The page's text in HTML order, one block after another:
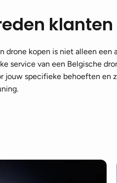
klanten
drone kopen is niet alleen een
service van een Belgische
jouw specifieke behoeften en